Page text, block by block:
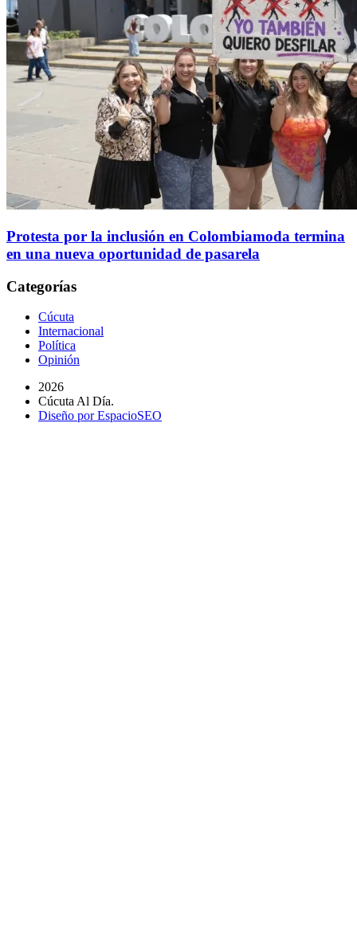
Protesta por la inclusión en Colombiamoda termina
en una nueva oportunidad de pasarela
Categorías
Cúcuta
Internacional
Política
Opinión
2026
Cúcuta Al Día.
Diseño por EspacioSEO